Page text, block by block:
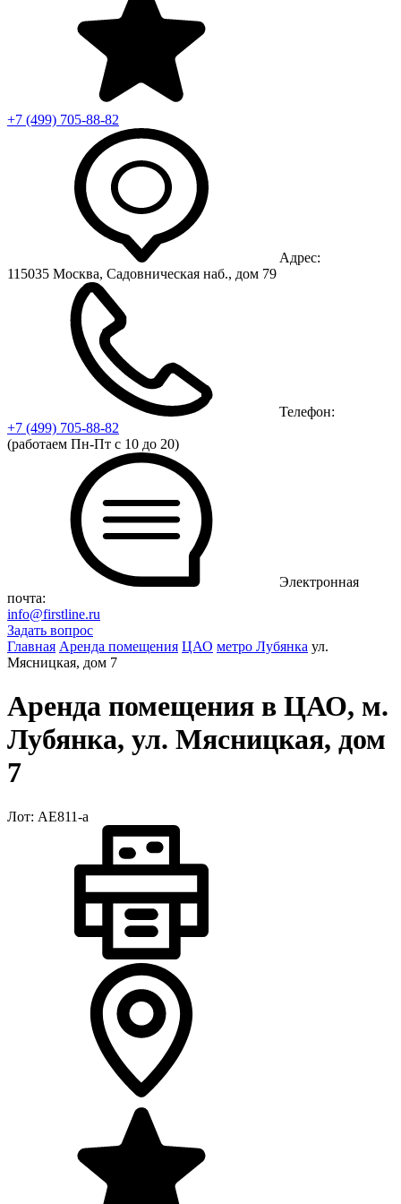
+7 (499) 705-88-82
Адрес:
115035 Москва, Садовническая наб., дом 79
Телефон:
+7 (499) 705-88-82
(работаем Пн-Пт с 10 до 20)
Электронная
почта:
info@firstline.ru
Задать вопрос
Главная Аренда помещения ЦАО метро Лубянка ул.
Мясницкая, дом 7
Аренда помещения в ЦАО, м.
Лубянка, ул. Мясницкая, дом
7
Лот: АЕ811-a